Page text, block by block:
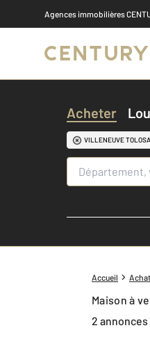
Agences immobilières
Acheter
VILLENEUVE
Accueil Achat
Maison à
2